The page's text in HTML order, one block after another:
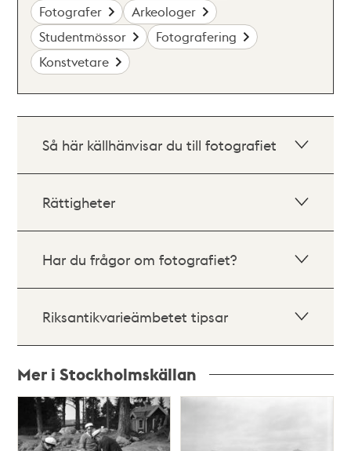
Fotografer
Arkeologer
Studentmössor
Fotografering
Konstvetare
Så här källhänvisar du till fotografiet
Rättigheter
Har du frågor om fotografiet?
Riksantikvarieämbetet tipsar
Mer i Stockholmskällan
Relaterade
poster
och